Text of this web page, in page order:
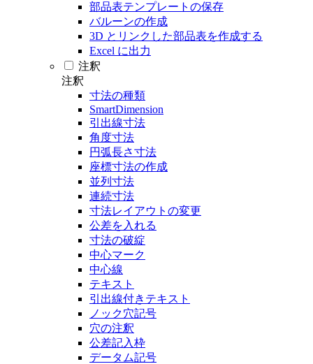
部品表テンプレートの保存
バルーンの作成
3D とリンクした部品表を作成する
Excel に出力
注釈
注釈
寸法の種類
SmartDimension
引出線寸法
角度寸法
円弧長さ寸法
座標寸法の作成
並列寸法
連続寸法
寸法レイアウトの変更
公差を入れる
寸法の破綻
中心マーク
中心線
テキスト
引出線付きテキスト
ノック穴記号
穴の注釈
公差記入枠
データム記号